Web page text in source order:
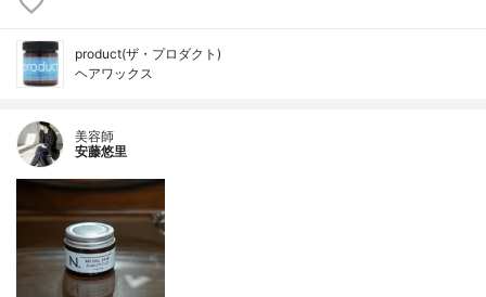
product(ザ・プロダクト)
ヘアワックス
美容師
安藤悠里